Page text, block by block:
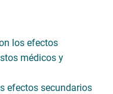
los efectos
médicos y
efectos secundarios